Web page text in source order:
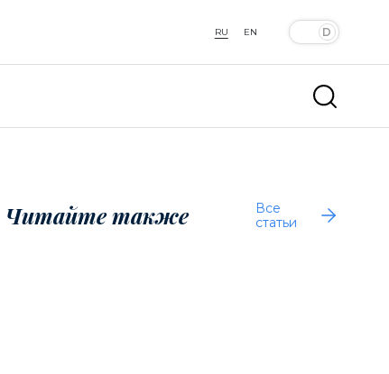
RU EN
Читайте также
Все
статьи